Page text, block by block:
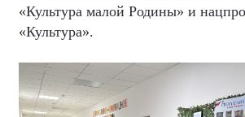
«Культура малой Родины» и
«Культура».